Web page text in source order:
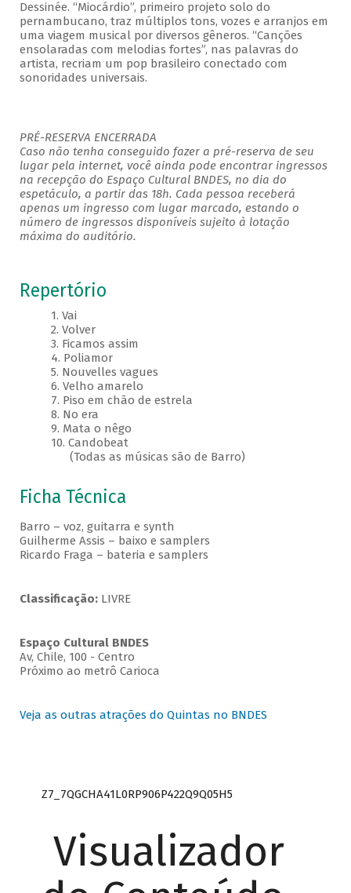
Dessinée. “Miocárdio”, primeiro projeto solo do
pernambucano, traz múltiplos tons, vozes e arranjos em
uma viagem musical por diversos gêneros. “Canções
ensolaradas com melodias fortes”, nas palavras do
artista, recriam um pop brasileiro conectado com
sonoridades universais.
PRÉ-RESERVA ENCERRADA
Caso não tenha conseguido fazer a pré-reserva de seu
lugar pela internet, você ainda pode encontrar ingressos
na recepção do Espaço Cultural BNDES, no dia do
espetáculo, a partir das 18h. Cada pessoa receberá
apenas um ingresso com lugar marcado, estando o
número de ingressos disponíveis sujeito à lotação
máxima do auditório.
Repertório
1. Vai
2. Volver
3. Ficamos assim
4. Poliamor
5. Nouvelles vagues
6. Velho amarelo
7. Piso em chão de estrela
8. No era
9. Mata o nêgo
10. Candobeat
(Todas as músicas são de Barro)
Ficha Técnica
Barro – voz, guitarra e synth
Guilherme Assis – baixo e samplers
Ricardo Fraga – bateria e samplers
Classificação: LIVRE
Espaço Cultural BNDES
Av, Chile, 100 - Centro
Próximo ao metrô Carioca
Veja as outras atrações do Quintas no BNDES
Z7_7QGCHA41L0RP906P422Q9Q05H5
Visualizador